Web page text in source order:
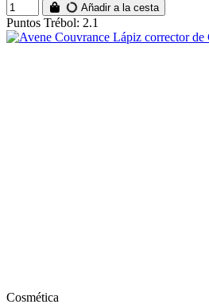
Añadir a la cesta
Puntos Trébol: 2.1
Cosmética